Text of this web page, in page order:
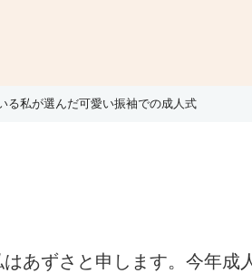
る私が選んだ可愛い振袖での成人式
あずさと申します。今年